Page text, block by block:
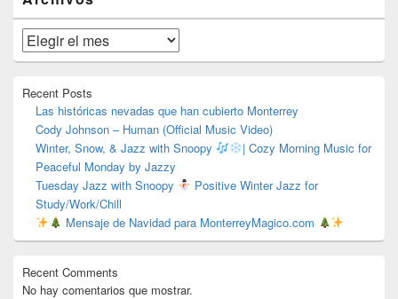
de
widget
barra
lateral
Archivos
Recent Posts
Las históricas nevadas que han cubierto Monterrey
Cody Johnson – Human (Official Music Video)
Winter, Snow, & Jazz with Snoopy
| Cozy Morning Music for
Peaceful Monday by Jazzy
Tuesday Jazz with Snoopy
Positive Winter Jazz for
Study/Work/Chill
Mensaje de Navidad para MonterreyMagico.com
Recent Comments
No hay comentarios que mostrar.